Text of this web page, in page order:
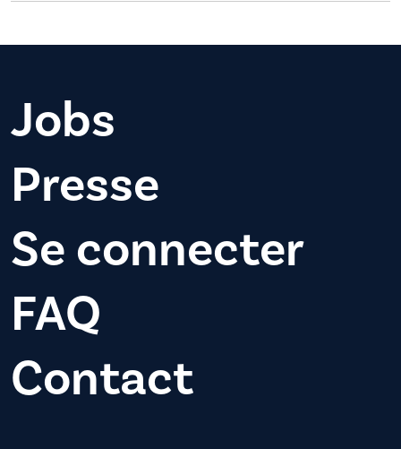
Jobs
Presse
Se connecter
FAQ
Contact